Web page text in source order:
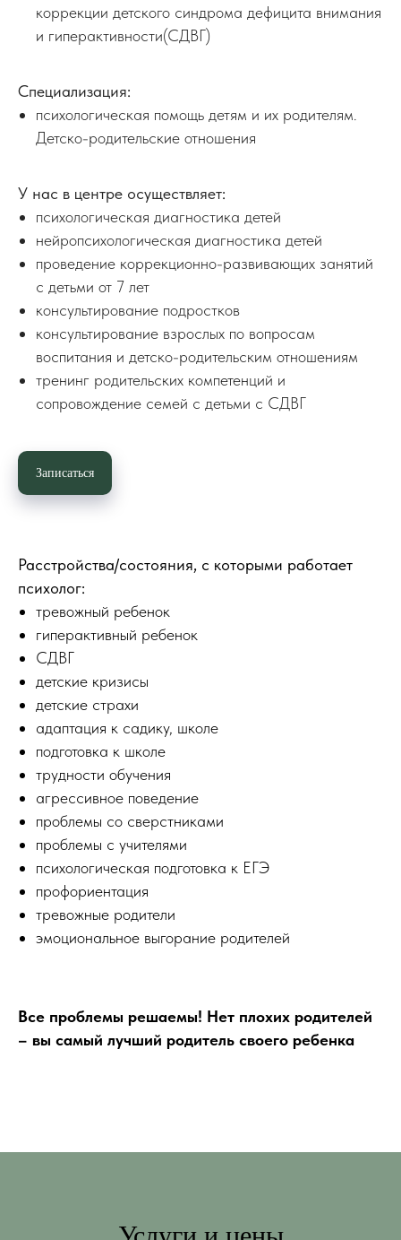
коррекции детского синдрома дефицита внимания
и гиперактивности(СДВГ)
Специализация:
психологическая помощь детям и их родителям.
Детско-родительские отношения
У нас в центре осуществляет:
психологическая диагностика детей
нейропсихологическая диагностика детей
проведение коррекционно-развивающих занятий
с детьми от 7 лет
консультирование подростков
консультирование взрослых по вопросам
воспитания и детско-родительским отношениям
тренинг родительских компетенций и
сопровождение семей с детьми с СДВГ
Записаться
Расстройства/состояния, с которыми работает
психолог:
тревожный ребенок
гиперактивный ребенок
СДВГ
детские кризисы
детские страхи
адаптация к садику, школе
подготовка к школе
трудности обучения
агрессивное поведение
проблемы со сверстниками
проблемы с учителями
психологическая подготовка к ЕГЭ
профориентация
тревожные родители
эмоциональное выгорание родителей
Все проблемы решаемы! Нет плохих родителей
– вы самый лучший родитель своего ребенка